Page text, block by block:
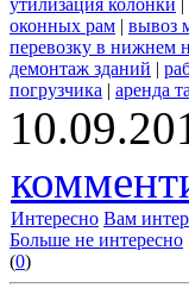
утилизация колонки |
оконных рам | вывоз
перевозку в нижнем
демонтаж зданий |
погрузчика | аренда
Интересно Вам
Больше не интересно
(0)